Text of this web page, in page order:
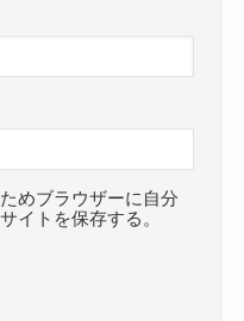
めブラウザーに自分
イトを保存する。